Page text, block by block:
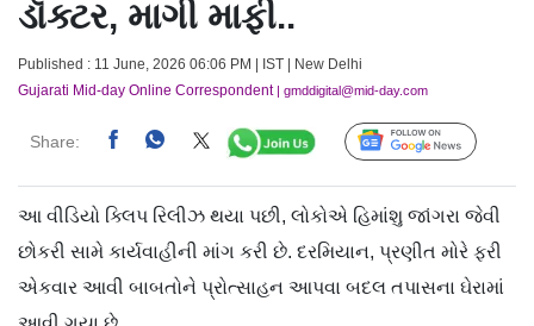
ડૉક્ટર, માગી માફી..
Published : 11 June, 2026 06:06 PM | IST | New Delhi
Gujarati Mid-day Online Correspondent| gmddigital@mid-day.com
Share: Follow Us
આ વીડિયો ક્લિપ રિલીઝ થયા પછી, લોકોએ હિમાંશુ જાંગરા જેવી
છોકરી સામે કાર્યવાહીની માંગ કરી છે. દરમિયાન, પ્રણીત મોરે ફરી
એકવાર આવી બાબતોને પ્રોત્સાહન આપવા બદલ તપાસના ઘેરામાં